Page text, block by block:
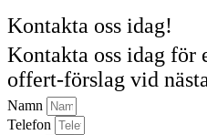
Kontakta oss idag!
Kontakta oss idag för
offert-förslag vid
Namn
Telefon